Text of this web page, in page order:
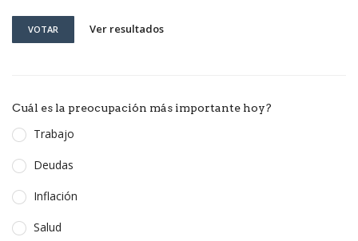
VOTAR Ver resultados
Cuál es la preocupación más importante hoy?
Trabajo
Deudas
Inflación
Salud